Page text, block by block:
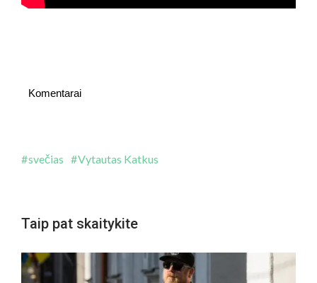
Komentarai
svečias Vytautas Katkus
Taip pat skaitykite